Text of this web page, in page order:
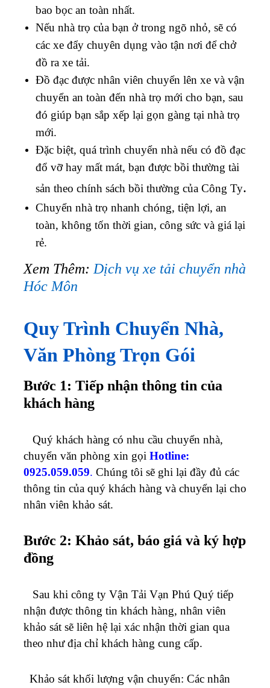
bao bọc an toàn nhất.
Nếu nhà trọ của bạn ở trong ngõ nhỏ, sẽ có
các xe đẩy chuyên dụng vào tận nơi để chở
đồ ra xe tải.
Đồ đạc được nhân viên chuyển lên xe và vận
chuyển an toàn đến nhà trọ mới cho bạn, sau
đó giúp bạn sắp xếp lại gọn gàng tại nhà trọ
mới.
Đặc biệt, quá trình chuyển nhà nếu có đồ đạc
đổ vỡ hay mất mát, bạn được bồi thường tài
sản theo chính sách bồi thường của Công Ty.
Chuyển nhà trọ nhanh chóng, tiện lợi, an
toàn, không tốn thời gian, công sức và giá lại
rẻ.
Xem Thêm: Dịch vụ xe tải chuyển nhà
Hóc Môn
Quy Trình Chuyển Nhà,
Văn Phòng Trọn Gói
Bước 1: Tiếp nhận thông tin của
khách hàng
Quý khách hàng có nhu cầu chuyển nhà,
chuyển văn phòng xin gọi Hotline:
0925.059.059. Chúng tôi sẽ ghi lại đầy đủ các
thông tin của quý khách hàng và chuyển lại cho
nhân viên khảo sát.
Bước 2: Khảo sát, báo giá và ký hợp
đồng
Sau khi công ty Vận Tải Vạn Phú Quý tiếp
nhận được thông tin khách hàng, nhân viên
khảo sát sẽ liên hệ lại xác nhận thời gian qua
theo như địa chỉ khách hàng cung cấp.
Khảo sát khối lượng vận chuyển: Các nhân